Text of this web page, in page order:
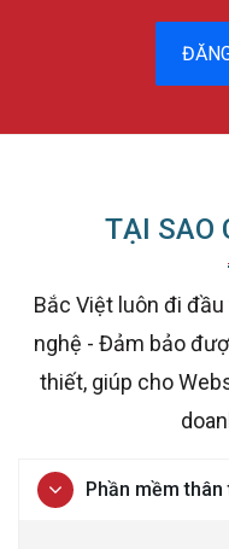
TẠI SAO
Bắc Việt luôn đi
nghệ - Đảm bảo
thiết, giúp cho
Phần mềm thân